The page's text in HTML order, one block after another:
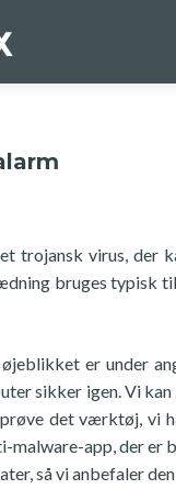
trojansk virus,
bruges typisk
er under
sikker igen. Vi
prøve det værktøj, vi
malware-app, der er
så vi anbefaler